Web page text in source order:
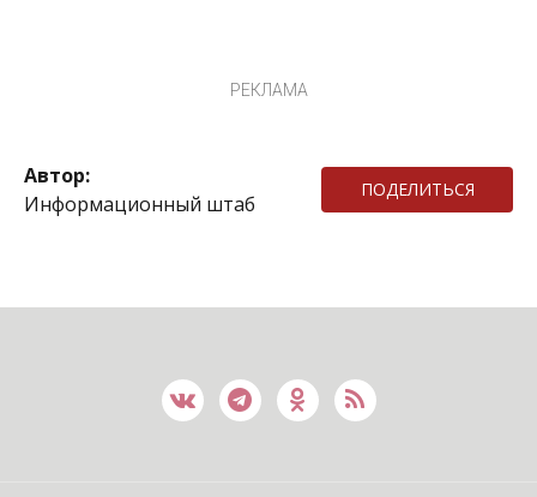
РЕКЛАМА
Автор:
Информационный штаб
ПОДЕЛИТЬСЯ